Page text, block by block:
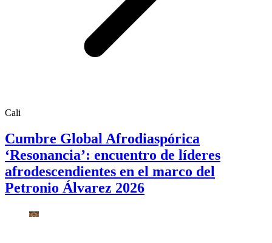
Cali
Cumbre Global Afrodiaspórica
‘Resonancia’: encuentro de líderes
afrodescendientes en el marco del
Petronio Álvarez 2026